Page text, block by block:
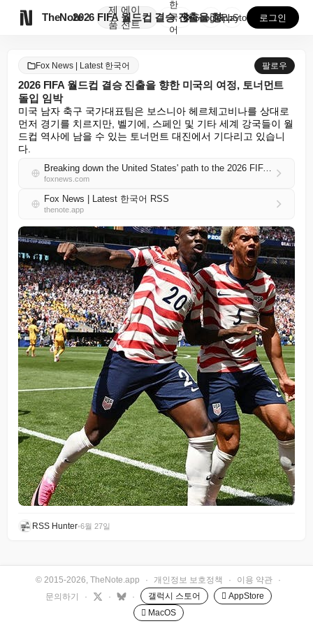
TheNote
제
품
에이
전트
2026 FIFA 월드컵 결승 진출을 향한 미국의 여정...
한
국
어
GooglePlay
AppStore 로그인
Fox News | Latest 한국어 팔로우
2026 FIFA 월드컵 결승 진출을 향한 미국의 여정, 토너먼트
돌입 임박
미국 남자 축구 국가대표팀은 보스니아 헤르체고비나를 상대로
먼저 경기를 치르지만, 벨기에, 스페인 및 기타 세계 강국들이 월
드컵 역사에 남을 수 있는 토너먼트 대진에서 기다리고 있습니
다.
Breaking down the United States' path to the 2026 FIFA World Cup final as knockout play nears
foxnews.com
Fox News | Latest 한국어 RSS
thenote.app
RSS Hunter•6월 27일
© 2015-2026, TheNote.app · 개인정보 보호정책 · 이용 약관
·
문의하기
· · · 갤럭시 스토어
 AppStore
 MacOS